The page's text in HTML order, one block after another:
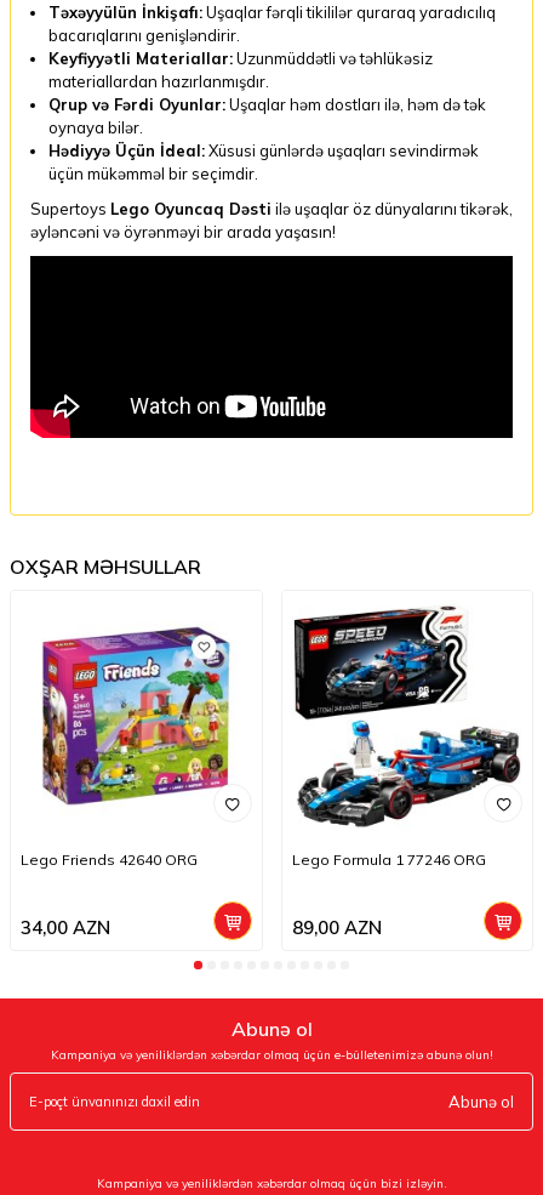
Təxəyyülün İnkişafı:Uşaqlar fərqli tikililər quraraq yaradıcılıq
bacarıqlarını genişləndirir.
Keyfiyyətli Materiallar:Uzunmüddətli və təhlükəsiz
materiallardan hazırlanmışdır.
Qrup və Fərdi Oyunlar:Uşaqlar həm dostları ilə, həm də tək
oynaya bilər.
Hədiyyə Üçün İdeal:Xüsusi günlərdə uşaqları sevindirmək
üçün mükəmməl bir seçimdir.
Supertoys Lego Oyuncaq Dəsti ilə uşaqlar öz dünyalarını tikərək,
əyləncəni və öyrənməyi bir arada yaşasın!
OXŞAR MƏHSULLAR
Lego Friends 42640 ORG
34,00 AZN
Lego Formula 1 77246 ORG
89,00AZN
Abunə ol
Kampaniya və yeniliklərdən xəbərdar olmaq üçün e-bülletenimizə abunə olun!
Abunə ol
Kampaniya və yeniliklərdən xəbərdar olmaq üçün bizi izləyin.